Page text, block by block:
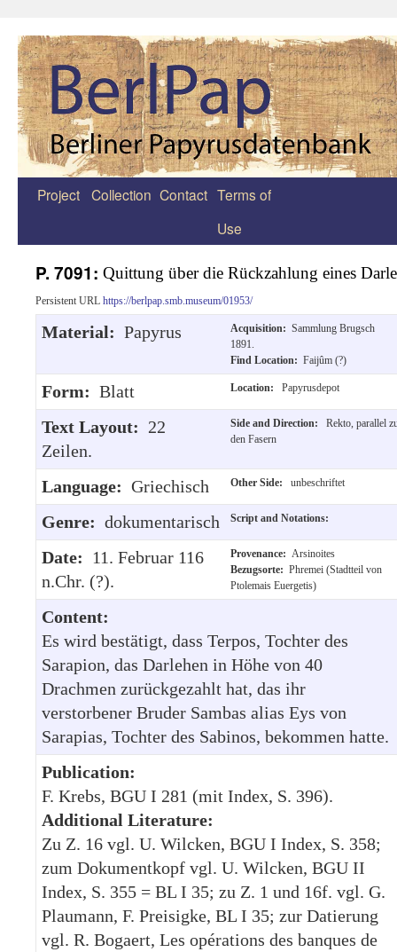
Zum
Project Collection Contact Terms of
Use
P. 7091: Quittung über die Rückzahlung eines
Persistent URL https://berlpap.smb.museum/01953/
Material: Papyrus Acquisition: Sammlung Brugsch
1891.
Find Location: Faijûm (?)
Form: Blatt Location: Papyrusdepot
Text Layout: 22
Zeilen.
Side and Direction:
Rekto, parallel
den Fasern
Language: Griechisch Other Side: unbeschriftet
Genre: dokumentarisch Script and Notations:
Date: 11. Februar 116
n.Chr. (?).
Provenance: Arsinoites
Bezugsorte: Phremei (Stadtteil von
Ptolemais Euergetis)
Content:
Es wird bestätigt, dass Terpos, Tochter des
Sarapion, das Darlehen in Höhe von 40
Drachmen zurückgezahlt hat, das ihr
verstorbener Bruder Sambas alias Eys von
Sarapias, Tochter des Sabinos, bekommen hatte.
Publication:
F. Krebs, BGU I 281 (mit Index, S. 396).
Additional Literature:
Zu Z. 16 vgl. U. Wilcken, BGU I Index, S. 358;
zum Dokumentkopf vgl. U. Wilcken, BGU II
Index, S. 355 = BL I 35; zu Z. 1 und 16f. vgl. G.
Plaumann, F. Preisigke, BL I 35; zur Datierung
vgl. R. Bogaert, Les opérations des banques de